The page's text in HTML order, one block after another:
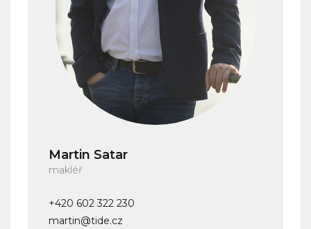
Martin Satar
makléř
+420 602 322 230
martin@tide.cz